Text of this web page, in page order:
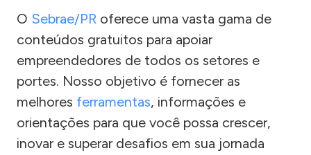
O Sebrae/PR oferece uma vasta gama de
conteúdos gratuitos para apoiar
empreendedores de todos os setores e
portes. Nosso objetivo é fornecer as
melhores ferramentas, informações e
orientações para que você possa crescer,
inovar e superar desafios em sua jornada